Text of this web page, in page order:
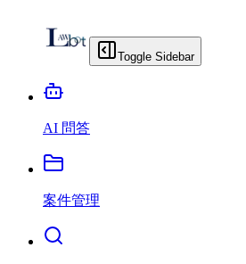
Toggle Sidebar
AI 問答
案件管理